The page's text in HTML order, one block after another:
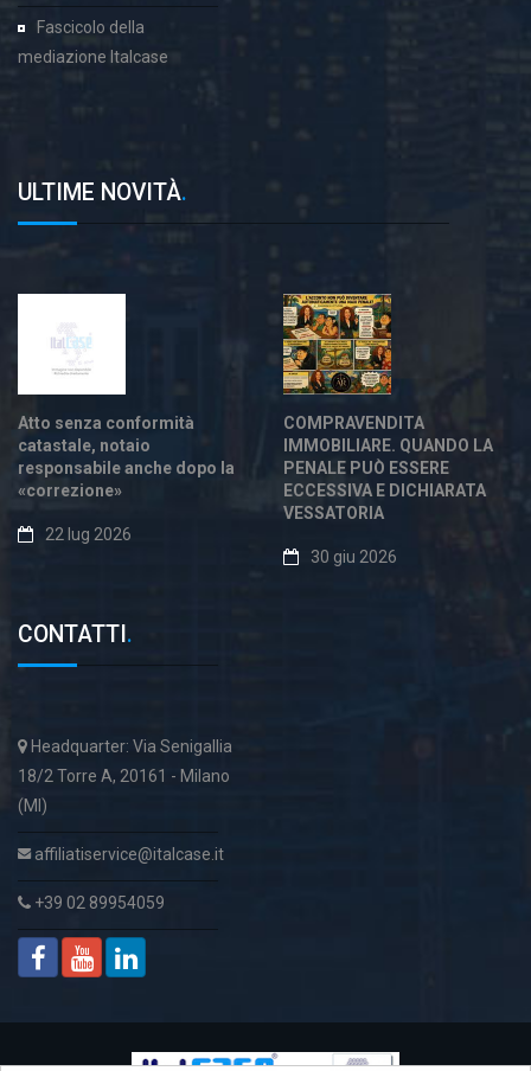
Fascicolo della
mediazione Italcase
ULTIME NOVITÀ.
Atto senza conformità
catastale, notaio
responsabile anche dopo la
«correzione»
22 lug 2026
COMPRAVENDITA
IMMOBILIARE. QUANDO LA
PENALE PUÒ ESSERE
ECCESSIVA E DICHIARATA
VESSATORIA
30 giu 2026
CONTATTI .
Headquarter: Via Senigallia
18/2 Torre A, 20161 - Milano
(MI)
affiliatiservice@italcase.it
+39 02 89954059